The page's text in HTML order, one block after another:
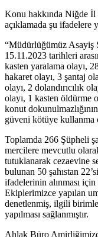
Konu hakkında Niğde İl
açıklamada şu ifadelere
“Müdürlüğümüz Asayiş
15.11.2023 tarihleri
kasten yaralama olayı,
hakaret olayı, 3 şantaj
olayı, 2 dolandırıcılık
olayı, 1 kasten öldürme
konut
güveni kötüye kullanma
Toplamda 266 Şüpheli
mercilere mevcutlu
tutuklanarak cezaevine
bulunan 50 şahıstan
ifadelerinin alınması
Ekiplerimizce yapılan
denetlenmiş, ilgili
yapılması sağlanmıştır.
Ahlak Büro